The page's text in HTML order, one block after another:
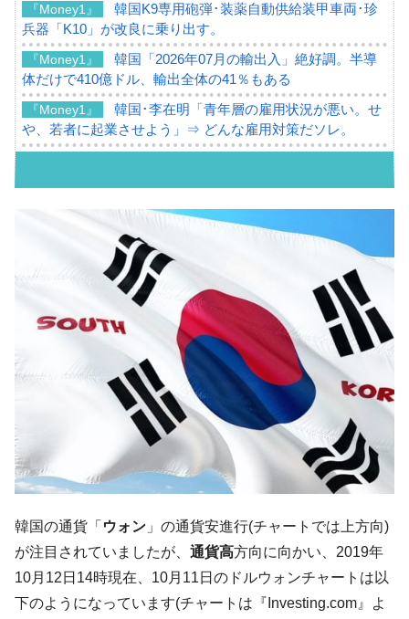
『Money1』
韓国K9専用砲弾･装薬自動供給装甲車両･珍
兵器「K10」が改良に乗り出す。
『Money1』
韓国「2026年07月の輸出入」絶好調。半導
体だけで410億ドル、輸出全体の41％もある
『Money1』
韓国･李在明「青年層の雇用状況が悪い。せ
や、若者に起業させよう」⇒ どんな雇用対策だソレ。
『Money1』
韓国「ここは北朝鮮なのか。選管がサーバ
ーにウソのデータを入力したのは明白だ」
韓国･李在明さっそく不動産対策で浅薄な発
言。
『Money1』
韓国は「中国と同じく」投資に不適格な国
だ。
『韓国銀行』が「金の保有量を増やしま
す」⇒「金を経由するドル入手」手段ではないのか？
韓国･外為取引量「1日当たり1,214.4億ド
ル」まで拡大 ⇒ 海外資金の動きに強く左右される状態
韓国･帰ってきた李在明。李在明を支持しな
い「50.5％」に上昇
た ⇒ 国家が行った恐るべき株価操作であり、空前の国政壟
断
『Money1』
韓国･警察職員が「丸刈りになって抗議活
動」
韓国の通貨「 ウォン 」の通貨安進行(チャートでは上方向)
が注目されていましたが、 通貨高方向に向かい、2019年
10月12日14時現在、10月11日のドルウォンチャートは以
下のようになっています(チャートは『Investing.com』よ